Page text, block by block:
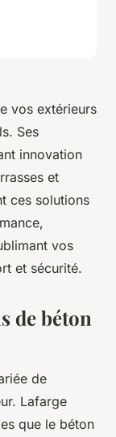
vos extérieurs
Ses
innovation
et
ces solutions
vos
et sécurité.
de béton
de
Lafarge
que le béton